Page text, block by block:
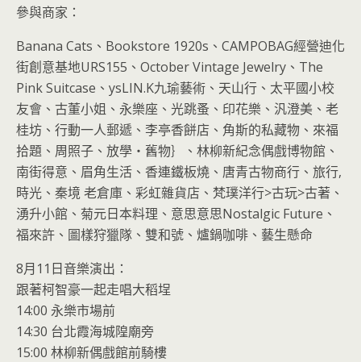
參與商家：
Banana Cats、Bookstore 1920s、CAMPOBAG經營迪化
街創意基地URS155、October Vintage Jewelry、The
Pink Suitcase、ysLIN.K九瑜藝術、天山行、太平國小校
友會、古董小姐、永樂座、光跳蚤、印花樂、汎澄美、老
桂坊、行動一人郵遞、李亭香餅店、角斯的私藏物、來福
拾題、周照子、放學‧舊物｝、林柳新紀念偶戲博物館、
南街得意、眉角生活、香連鐵板燒、唐青古物商行、旅行,
時光、秦境 老倉庫、彩虹雜貨店、梵璞洋行>古玩>古著、
湧升小館、菊元日本料理、意思意思Nostalgic Future、
福來許、圖樣狩獵隊、雙和號、爐鍋咖啡、藝生懸命
8月11日音樂演出：
跟著柯智豪一起走唱大稻埕
14:00 永樂市場前
14:30 台北霞海城隍廟旁
15:00 林柳新偶戲館前騎樓